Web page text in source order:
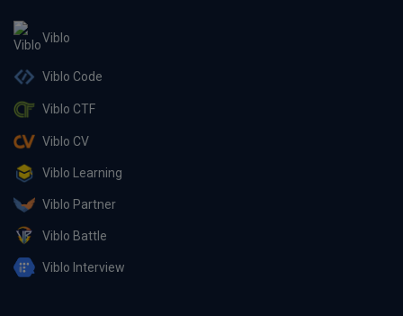
Viblo
Viblo Code
Viblo CTF
Viblo CV
Viblo Learning
Viblo Partner
Viblo Battle
Viblo Interview